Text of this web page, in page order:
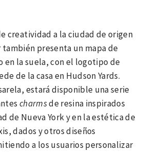
creatividad a la ciudad de origen
también presenta un mapa de
en la suela, con el logotipo de
de la casa en Hudson Yards.
estará disponible una serie
charmsde resina inspirados
de Nueva York y en la estética de
dados y otros diseños
a los usuarios personalizar